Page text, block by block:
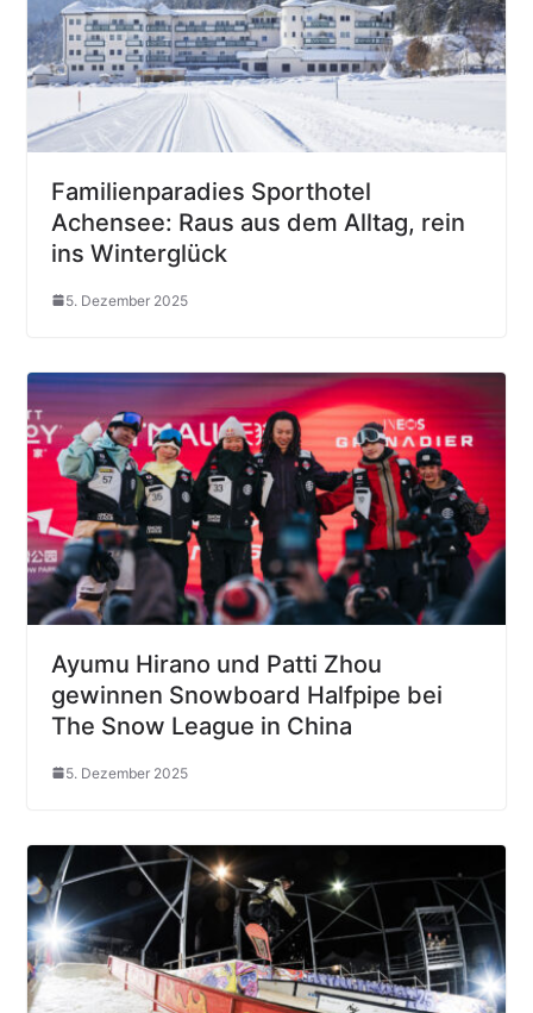
Familienparadies Sporthotel
Achensee: Raus aus dem Alltag, rein
ins Winterglück
5. Dezember 2025
Ayumu Hirano und Patti Zhou
gewinnen Snowboard Halfpipe bei
The Snow League in China
5. Dezember 2025